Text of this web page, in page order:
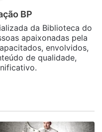
BP
da Biblioteca do
apaixonadas pela
envolvidos,
de qualidade,